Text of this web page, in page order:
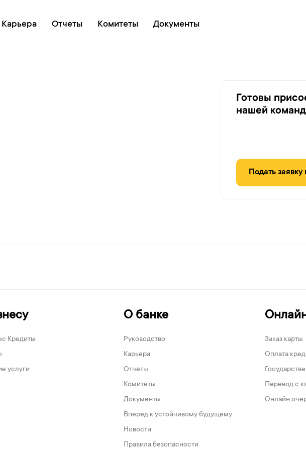
Карьера Отчеты Комитеты Документы
Готовы
нашей
Подать
Кредиты
услуги
О банке
Руководство
Карьера
Отчеты
Комитеты
Документы
Вперед к устойчивому будущему
Новости
Правила безопасности
Заказ карты
Оплата
Перевод с
Онлайн